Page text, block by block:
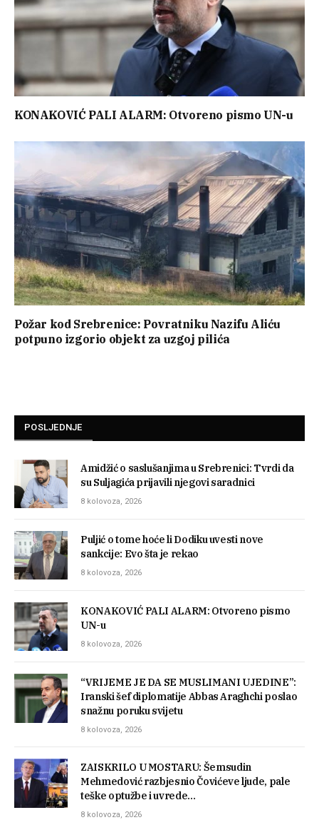
KONAKOVIĆ PALI ALARM: Otvoreno pismo UN-u
Požar kod Srebrenice: Povratniku Nazifu Aliću
potpuno izgorio objekt za uzgoj pilića
POSLJEDNJE
Amidžić o saslušanjima u Srebrenici: Tvrdi da
su Suljagića prijavili njegovi saradnici
8 kolovoza, 2026
Puljić o tome hoće li Dodiku uvesti nove
sankcije: Evo šta je rekao
8 kolovoza, 2026
KONAKOVIĆ PALI ALARM: Otvoreno pismo
UN-u
8 kolovoza, 2026
“VRIJEME JE DA SE MUSLIMANI UJEDINE”:
Iranski šef diplomatije Abbas Araghchi poslao
snažnu poruku svijetu
8 kolovoza, 2026
ZAISKRILO U MOSTARU: Šemsudin
Mehmedović razbjesnio Čovićeve ljude, pale
teške optužbe i uvrede…
8 kolovoza, 2026